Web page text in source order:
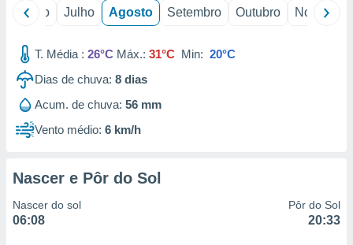
Junho Julho Agosto Setembro Outubro Novembro
T. Média : 26°C Máx.: 31°C Min: 20°C
Dias de chuva: 8 dias
Acum. de chuva: 56 mm
Vento médio: 6 km/h
Nascer e Pôr do Sol
Nascer do sol
06:08
Pôr do Sol
20:33